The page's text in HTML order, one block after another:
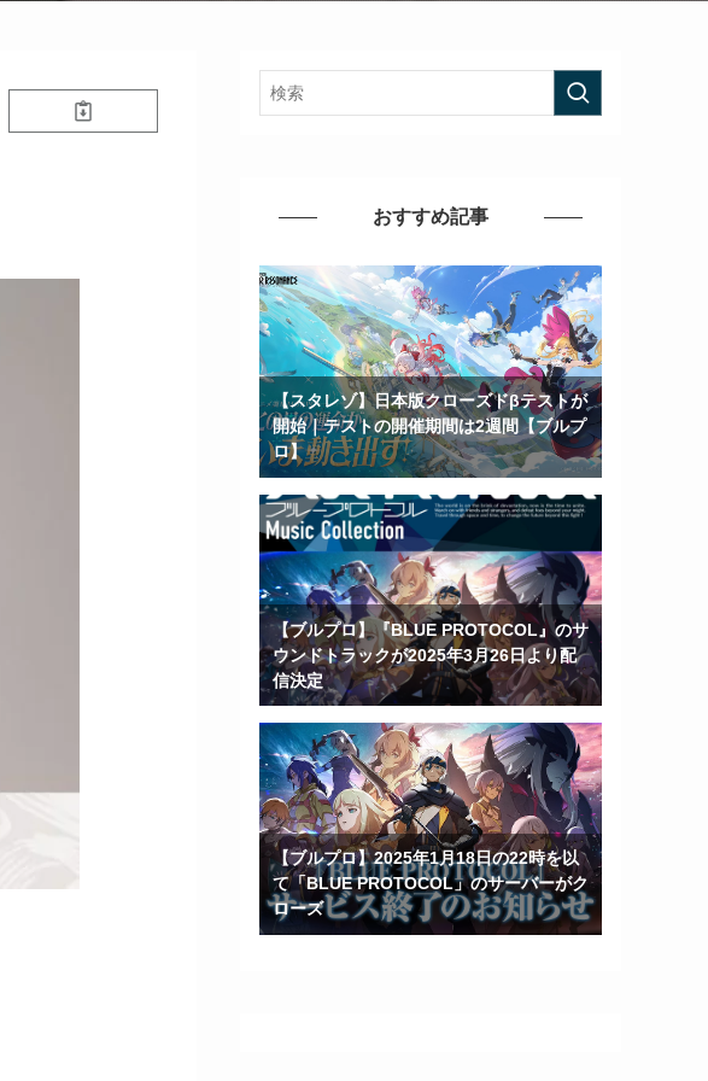
おすすめ記事
【スタレゾ】日本版クローズドβテストが
開始｜テストの開催期間は2週間【ブルプ
ロ】
【ブルプロ】『BLUE PROTOCOL』のサ
ウンドトラックが2025年3月26日より配
信決定
【ブルプロ】2025年1月18日の22時を以
て「BLUE PROTOCOL」のサーバーがク
ローズ